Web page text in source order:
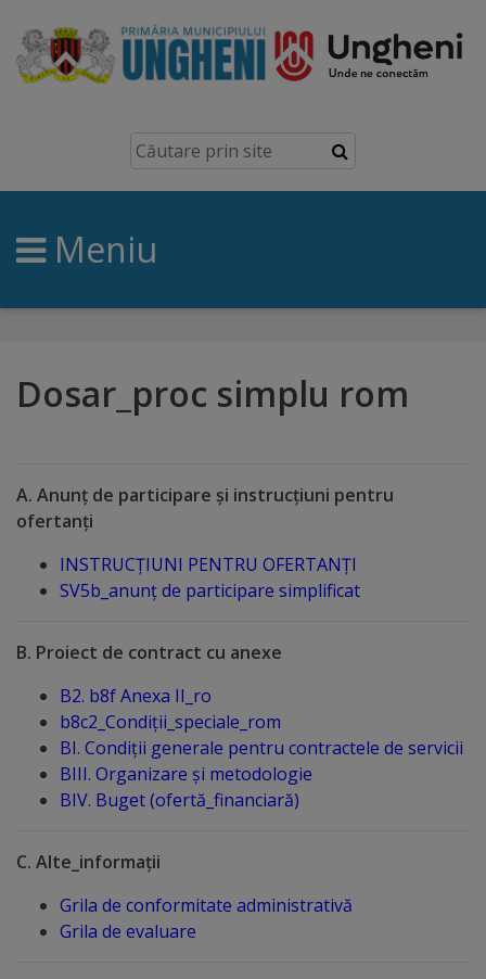
Ungheni
Prezentare
generală
Simbolurile
brand
Distincții
Cetățeni
onoare
Deținători
ai
titlului
pentru
Ungheni”
Meniu
Dosar_proc simplu rom
A. Anunț de participare și instrucțiuni pentru
ofertanți
INSTRUCȚIUNI PENTRU OFERTANȚI
SV5b_anunț de participare simplificat
B. Proiect de contract cu anexe
B2. b8f Anexa II_ro
b8c2_Condiții_speciale_rom
BI. Condiții generale pentru contractele de servicii
BIII. Organizare și metodologie
BIV. Buget (ofertă_financiară)
C. Alte_informații
Grila de conformitate administrativă
Grila de evaluare